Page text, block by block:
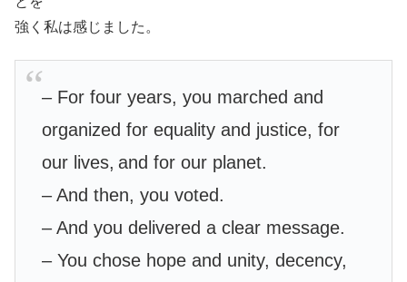
強く私は感じました。
– For four years, you marched and
organized for equality and justice, for
our lives, and for our planet.
– And then, you voted.
– And you delivered a clear message.
– You chose hope and unity, decency,